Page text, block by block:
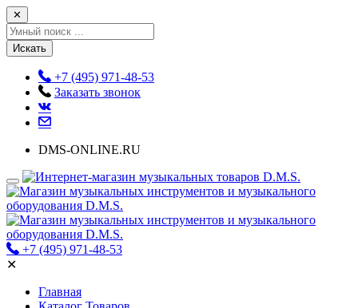
✕
Искать
+7 (495) 971-48-53
Заказать звонок
DMS-ONLINE.RU
+7 (495) 971-48-53
✕
Главная